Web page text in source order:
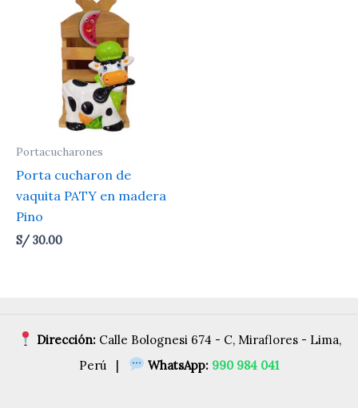
Portacucharones
Porta cucharon de
vaquita PATY en madera
Pino
S/30.00
Dirección:Calle Bolognesi 674 - C, Miraflores - Lima,
Perú |
WhatsApp: 990 984 041